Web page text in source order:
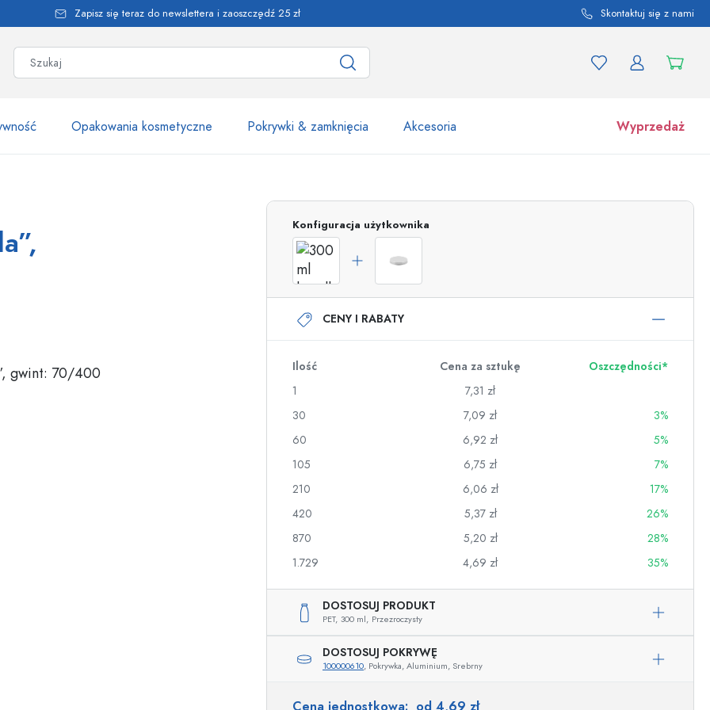
Zapisz się teraz do newslettera i zaoszczędź 25 zł Skontaktuj się z nami
Opakowania kosmetyczne Pokrywki & zamknięcia Akcesoria Wyprzedaż
Dozowniki airless
Butelki roll-on
Butelki z nadrukiem
Butelki na gin
Walentynki
Butelki ozdobne
Butelki cylinder
Gąsiory i balony na wino
Słoiki
Konfiguracja użytkownika
CENY I RABATY
Ilość Cena za sztukę
Oszczędności*
1
7,31 zł
30
7,09 zł
3%
60
6,92 zł
5%
105
6,75 zł
7%
210
6,06 zł
17%
420
5,37 zł
26%
870
5,20 zł
28%
1.729
4,69 zł 35%
DOSTOSUJ PRODUKT
PET, 300 ml, Przezroczysty
DOSTOSUJ POKRYWĘ
100000610, Pokrywka, Aluminium, Srebrny